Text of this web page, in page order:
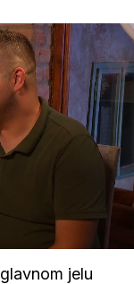
jelu